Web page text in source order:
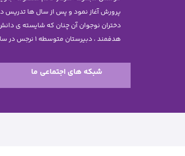
پرورش آغاز نمود و پس از سال ها تدریس
هدفمند ، دبیرستان متوسطه 1 نرجس در سال 1383 و دبستان نرجس در سال 1385 تاسیس گردید .
شبکه های اجتماعی ما